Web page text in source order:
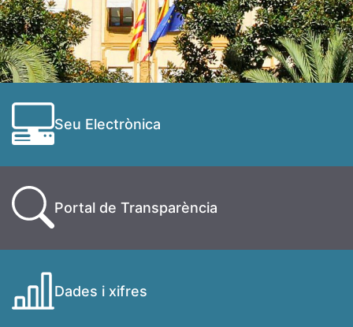
Seu Electrònica
Portal de Transparència
Dades i xifres